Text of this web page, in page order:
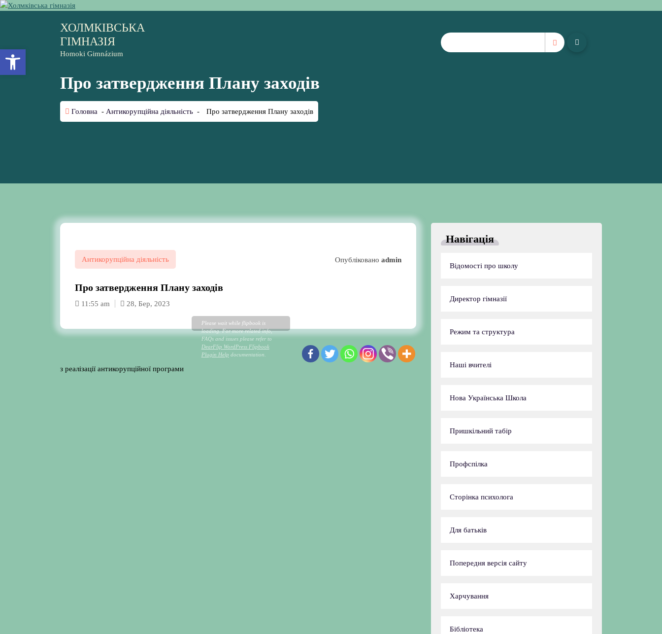
П
й
ХОЛМКІВСЬКА
ГІМНАЗІЯ
Homoki Gimnázium
Про затвердження Плану заходів
Головна - Антикорупційна діяльність - Про затвердження Плану заходів
Антикорупційна діяльність Опублікованоadmin
Про затвердження Плану заходів
11:55 am 28, Бер, 2023
з реалізації антикорупційної програми
Please wait while flipbook is
loading. For more related info,
FAQs and issues please refer to
DearFlip WordPress Flipbook
Plugin Help documentation.
Навігація
Відомості про школу
Директор гімназії
Режим та структура
Наші вчителі
Нова Українська Школа
Пришкільний табір
Профспілка
Сторінка психолога
Для батьків
Попередня версія сайту
Харчування
Бібліотека
Відкрити Панель інструментів